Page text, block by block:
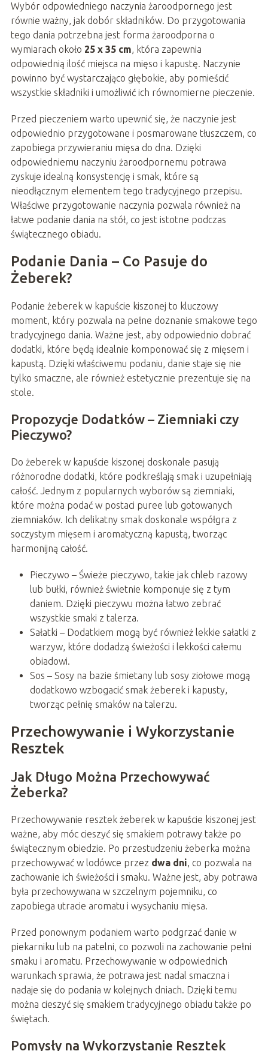
Wybór odpowiedniego naczynia żaroodpornego jest
równie ważny, jak dobór składników. Do przygotowania
tego dania potrzebna jest forma żaroodporna o
wymiarach około 25 x 35 cm, która zapewnia
odpowiednią ilość miejsca na mięso i kapustę. Naczynie
powinno być wystarczająco głębokie, aby pomieścić
wszystkie składniki i umożliwić ich równomierne pieczenie.
Przed pieczeniem warto upewnić się, że naczynie jest
odpowiednio przygotowane i posmarowane tłuszczem, co
zapobiega przywieraniu mięsa do dna. Dzięki
odpowiedniemu naczyniu żaroodpornemu potrawa
zyskuje idealną konsystencję i smak, które są
nieodłącznym elementem tego tradycyjnego przepisu.
Właściwe przygotowanie naczynia pozwala również na
łatwe podanie dania na stół, co jest istotne podczas
świątecznego obiadu.
Podanie Dania – Co Pasuje do
Żeberek?
Podanie żeberek w kapuście kiszonej to kluczowy
moment, który pozwala na pełne doznanie smakowe tego
tradycyjnego dania. Ważne jest, aby odpowiednio dobrać
dodatki, które będą idealnie komponować się z mięsem i
kapustą. Dzięki właściwemu podaniu, danie staje się nie
tylko smaczne, ale również estetycznie prezentuje się na
stole.
Propozycje Dodatków – Ziemniaki czy
Pieczywo?
Do żeberek w kapuście kiszonej doskonale pasują
różnorodne dodatki, które podkreślają smak i uzupełniają
całość. Jednym z popularnych wyborów są ziemniaki,
które można podać w postaci puree lub gotowanych
ziemniaków. Ich delikatny smak doskonale współgra z
soczystym mięsem i aromatyczną kapustą, tworząc
harmonijną całość.
Pieczywo – Świeże pieczywo, takie jak chleb razowy
lub bułki, również świetnie komponuje się z tym
daniem. Dzięki pieczywu można łatwo zebrać
wszystkie smaki z talerza.
Sałatki – Dodatkiem mogą być również lekkie sałatki z
warzyw, które dodadzą świeżości i lekkości całemu
obiadowi.
Sos – Sosy na bazie śmietany lub sosy ziołowe mogą
dodatkowo wzbogacić smak żeberek i kapusty,
tworząc pełnię smaków na talerzu.
Przechowywanie i Wykorzystanie
Resztek
Jak Długo Można Przechowywać
Żeberka?
Przechowywanie resztek żeberek w kapuście kiszonej jest
ważne, aby móc cieszyć się smakiem potrawy także po
świątecznym obiedzie. Po przestudzeniu żeberka można
przechowywać w lodówce przez dwa dni, co pozwala na
zachowanie ich świeżości i smaku. Ważne jest, aby potrawa
była przechowywana w szczelnym pojemniku, co
zapobiega utracie aromatu i wysychaniu mięsa.
Przed ponownym podaniem warto podgrzać danie w
piekarniku lub na patelni, co pozwoli na zachowanie pełni
smaku i aromatu. Przechowywanie w odpowiednich
warunkach sprawia, że potrawa jest nadal smaczna i
nadaje się do podania w kolejnych dniach. Dzięki temu
można cieszyć się smakiem tradycyjnego obiadu także po
świętach.
Pomysły na Wykorzystanie Resztek